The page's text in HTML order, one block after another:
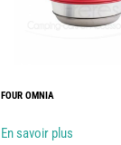
FOUR OMNIA
En savoir plus